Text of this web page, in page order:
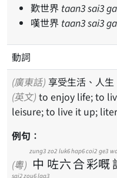
歎世界 taan3sai3
嘆世界 taan3sai3
動詞
(廣東話) 享受生活、人生
(英文)
leisure; to live it up;
例句：
(粵) 中
zung3
咗
zo2
六
luk6
合
hap6
彩
coi2
嘅
ge3
sai2 zou6laa3